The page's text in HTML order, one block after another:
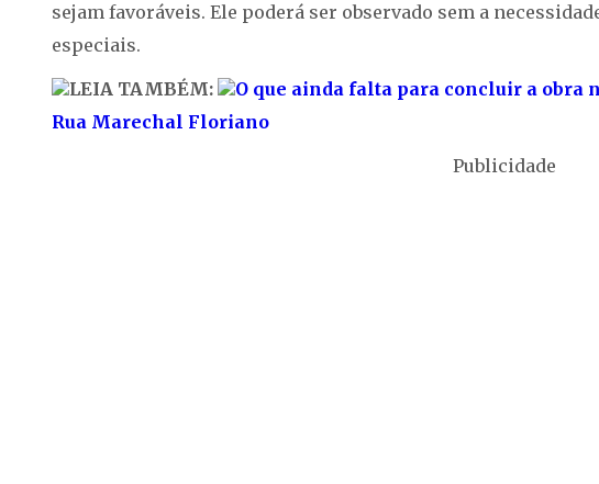
sejam favoráveis. Ele poderá ser observado sem a
especiais.
LEIA TAMBÉM:
O que ainda falta para concluir a obra
Rua Marechal Floriano
Publicidade